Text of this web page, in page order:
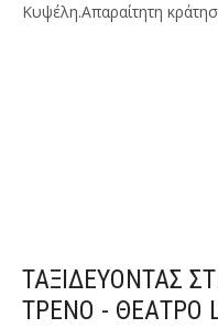
Κυψέλη.Απαραίτητη
ΤΑΞΙΔΕΥΟΝΤΑΣ
ΤΡΕΝΟ - ΘΕΑΤΡΟ